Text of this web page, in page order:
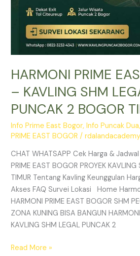
HARMONI PRIME
– KAVLING SHM
PUNCAK 2 BOGOR
Info Prime East Bogor,Info Puncak Dua
PRIME EAST BOGOR /
CHAT WHATSAPP Cek Harga &
PRIME EAST BOGOR PROYEK
TIMUR Tentang Kavling Keunggulan
Akses FAQ Survei Lokasi Home
HARMONI PRIME EAST BOGOR SHM
ZONA KUNING BISA BANGUN
KAVLING SHM LEGAL PUNCAK 2
Read More »